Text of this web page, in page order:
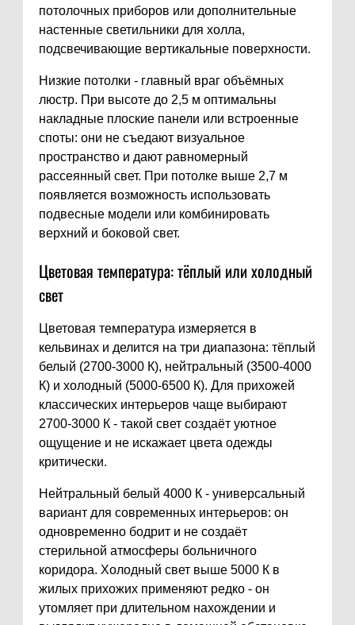
потолочных приборов или дополнительные
настенные светильники для холла,
подсвечивающие вертикальные поверхности.
Низкие потолки - главный враг объёмных
люстр. При высоте до 2,5 м оптимальны
накладные плоские панели или встроенные
споты: они не съедают визуальное
пространство и дают равномерный
рассеянный свет. При потолке выше 2,7 м
появляется возможность использовать
подвесные модели или комбинировать
верхний и боковой свет.
Цветовая температура: тёплый или холодный
свет
Цветовая температура измеряется в
кельвинах и делится на три диапазона: тёплый
белый (2700-3000 К), нейтральный (3500-4000
К) и холодный (5000-6500 К). Для прихожей
классических интерьеров чаще выбирают
2700-3000 К - такой свет создаёт уютное
ощущение и не искажает цвета одежды
критически.
Нейтральный белый 4000 К - универсальный
вариант для современных интерьеров: он
одновременно бодрит и не создаёт
стерильной атмосферы больничного
коридора. Холодный свет выше 5000 К в
жилых прихожих применяют редко - он
утомляет при длительном нахождении и